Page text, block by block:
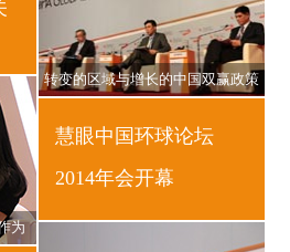
慧眼中国环球论坛
2014年会开幕
为
转变的区域与增长的中国双赢政策